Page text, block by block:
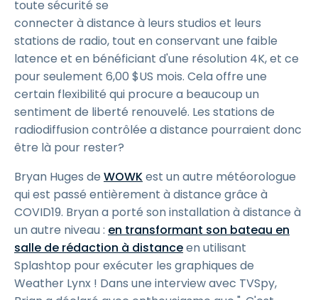
toute sécurité se
connecter à distance à leurs studios et leurs
stations de radio, tout en conservant une faible
latence et en bénéficiant d'une résolution 4K, et ce
pour seulement 6,00 $US mois. Cela offre une
certain flexibilité qui procure a beaucoup un
sentiment de liberté renouvelé. Les stations de
radiodiffusion contrôlée a distance pourraient donc
être là pour rester?
Bryan Huges de WOWKest un autre météorologue
qui est passé entièrement à distance grâce à
COVID19. Bryan a porté son installation à distance à
un autre niveau : en transformant son bateau en
salle de rédaction à distanceen utilisant
Splashtop pour exécuter les graphiques de
Weather Lynx ! Dans une interview avec TVSpy,